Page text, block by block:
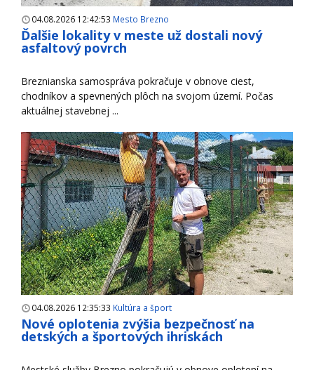
04.08.2026 12:42:53 Mesto Brezno
Ďalšie lokality v meste už dostali nový
asfaltový povrch
Breznianska samospráva pokračuje v obnove ciest,
chodníkov a spevnených plôch na svojom území. Počas
aktuálnej stavebnej ...
04.08.2026 12:35:33 Kultúra a šport
Nové oplotenia zvýšia bezpečnosť na
detských a športových ihriskách